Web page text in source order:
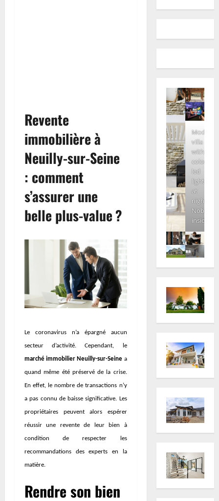
Revente
immobilière à
Neuilly-sur-Seine
: comment
s’assurer une
belle plus-value ?
Le coronavirus n’a épargné aucun
secteur d’activité. Cependant, le
marché immobilier Neuilly-sur-Seine a
quand même été préservé de la crise.
En effet, le nombre de transactions n’y
a pas connu de baisse significative. Les
propriétaires peuvent alors espérer
réussir une revente de leur bien à
condition de respecter les
recommandations des experts en la
matière.
Rendre son bien
Modern
villa
with
colored
led
lights
at
night.
Nobody
inside